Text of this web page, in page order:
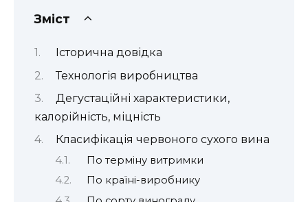
Зміст
Історична довідка
Технологія виробництва
Дегустаційні характеристики,
калорійність, міцність
Класифікація червоного сухого вина
По терміну витримки
По країні-виробнику